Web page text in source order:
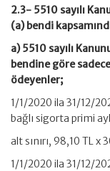
2.3- 5510 sayılı
(a) bendi
a) 5510 sayılı
bendine göre
ödeyenler;
1/1/2020 ila 31/12/
bağlı sigorta primi
alt sınırı, 98,10 TL x
1/1/2020 ila 31/12/